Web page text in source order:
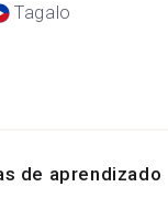
Tagalo
de aprendizado